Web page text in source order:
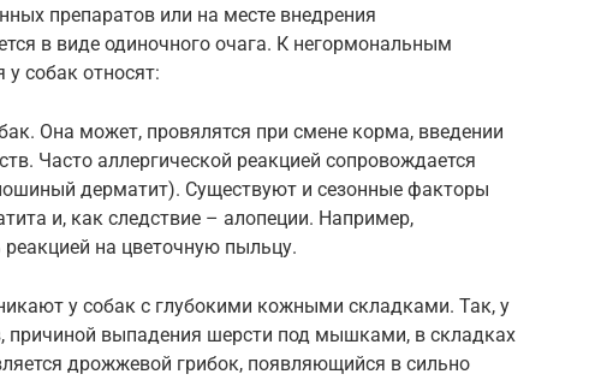
препаратов или на месте внедрения
в виде одиночного очага. К негормональным
собак относят:
Она может, провялятся при смене корма, введении
Часто аллергической реакцией сопровождается
дерматит). Существуют и сезонные факторы
и, как следствие – алопеции. Например,
на цветочную пыльцу.
у собак с глубокими кожными складками. Так, у
причиной выпадения шерсти под мышками, в складках
дрожжевой грибок, появляющийся в сильно